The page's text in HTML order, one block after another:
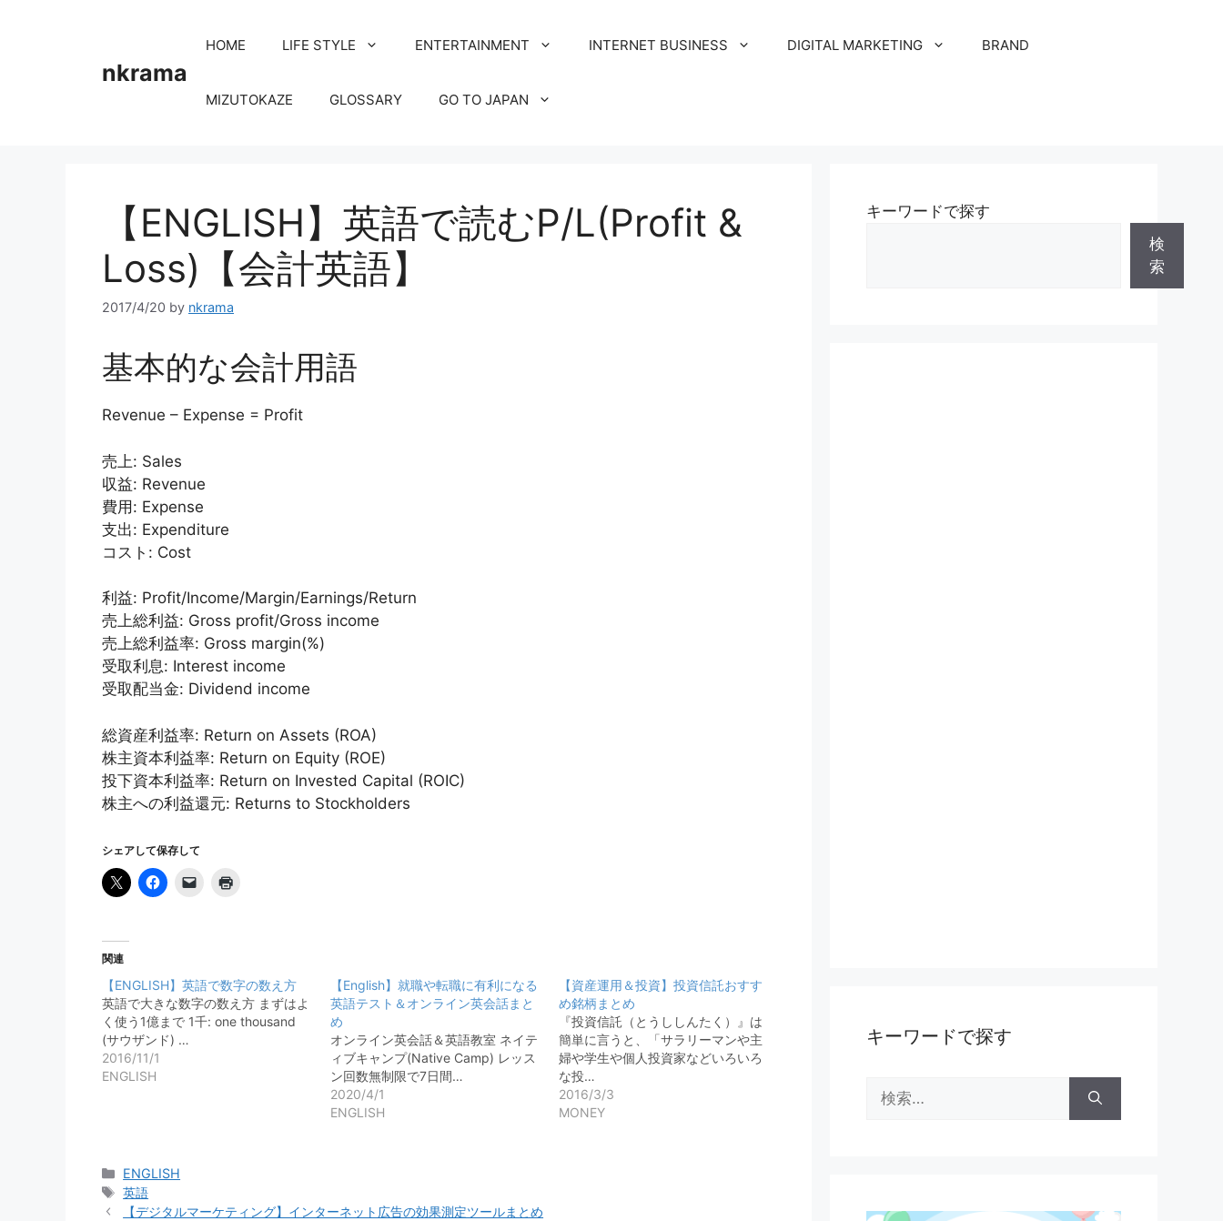
nkrama
HOME LIFE STYLE ENTERTAINMENT INTERNET BUSINESS DIGITAL MARKETING BRAND
MIZUTOKAZE GLOSSARY GO TO JAPAN
【ENGLISH】英語で読むP/L(Profit &
Loss)【会計英語】
2017/4/20 by nkrama
基本的な会計用語
Revenue – Expense = Profit
売上: Sales
収益: Revenue
費用: Expense
支出: Expenditure
コスト: Cost
利益: Profit/Income/Margin/Earnings/Return
売上総利益: Gross profit/Gross income
売上総利益率: Gross margin(%)
受取利息: Interest income
受取配当金: Dividend income
総資産利益率: Return on Assets (ROA)
株主資本利益率: Return on Equity (ROE)
投下資本利益率: Return on Invested Capital (ROIC)
株主への利益還元: Returns to Stockholders
シェアして保存して
関連
【ENGLISH】英語で数字の数え方
英語で大きな数字の数え方 まずはよ
く使う1億まで 1千: one thousand
(サウザンド) …
2016/11/1
ENGLISH
【English】就職や転職に有利になる
英語テスト＆オンライン英会話まと
め
オンライン英会話＆英語教室 ネイテ
ィブキャンプ(Native Camp) レッス
ン回数無制限で7日間…
2020/4/1
ENGLISH
【資産運用＆投資】投資信託おすす
め銘柄まとめ
『投資信託（とうししんたく）』は
簡単に言うと、「サラリーマンや主
婦や学生や個人投資家などいろいろ
な投…
2016/3/3
MONEY
カ
テ
ゴ
ENGLISH
タ
グ
英語
【デジタルマーケティング】インターネット広告の効果測定ツールまとめ
キーワードで探す
検
索
キーワードで探す
索: